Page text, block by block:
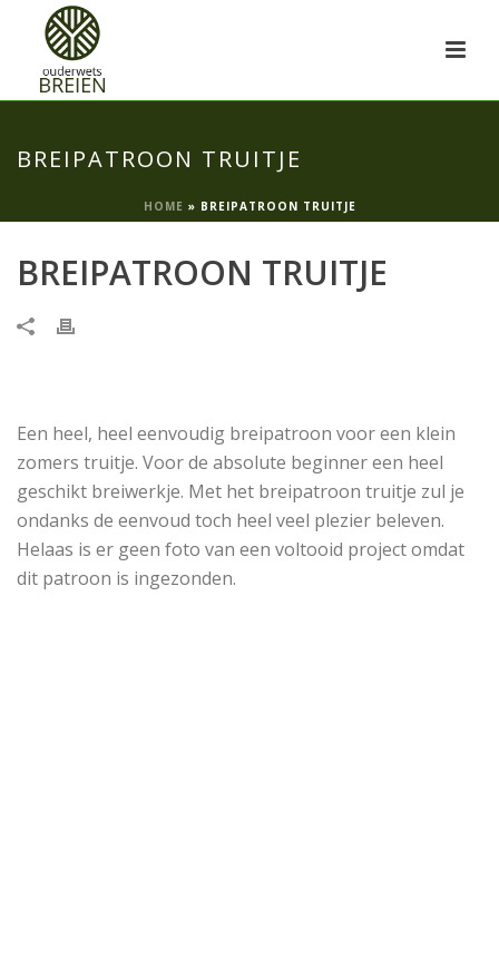
BREIPATROON TRUITJE
HOME » BREIPATROON TRUITJE
BREIPATROON TRUITJE
Een heel, heel eenvoudig breipatroon voor een klein
zomers truitje. Voor de absolute beginner een heel
geschikt breiwerkje. Met het breipatroon truitje zul je
ondanks de eenvoud toch heel veel plezier beleven.
Helaas is er geen foto van een voltooid project omdat
dit patroon is ingezonden.